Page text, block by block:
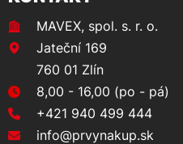
MAVEX, spol. s. r. o.
Jateční 169
760 01 Zlín
8,00 - 16,00 (po - pá)
+421 940 499 444
info@prvynakup.sk